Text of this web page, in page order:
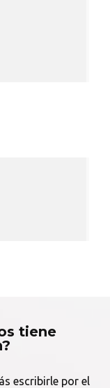
tiene
escribirle por el